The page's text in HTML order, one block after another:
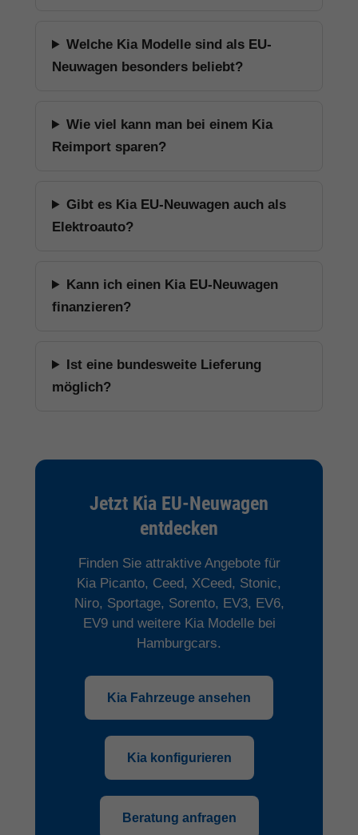
Welche Kia Modelle sind als EU-
Neuwagen besonders beliebt?
Wie viel kann man bei einem Kia
Reimport sparen?
Gibt es Kia EU-Neuwagen auch als
Elektroauto?
Kann ich einen Kia EU-Neuwagen
finanzieren?
Ist eine bundesweite Lieferung
möglich?
Jetzt Kia EU-Neuwagen
entdecken
Finden Sie attraktive Angebote für
Kia Picanto, Ceed, XCeed, Stonic,
Niro, Sportage, Sorento, EV3, EV6,
EV9 und weitere Kia Modelle bei
Hamburgcars.
Kia Fahrzeuge ansehen
Kia konfigurieren
Beratung anfragen